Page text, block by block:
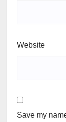
Website
Save my